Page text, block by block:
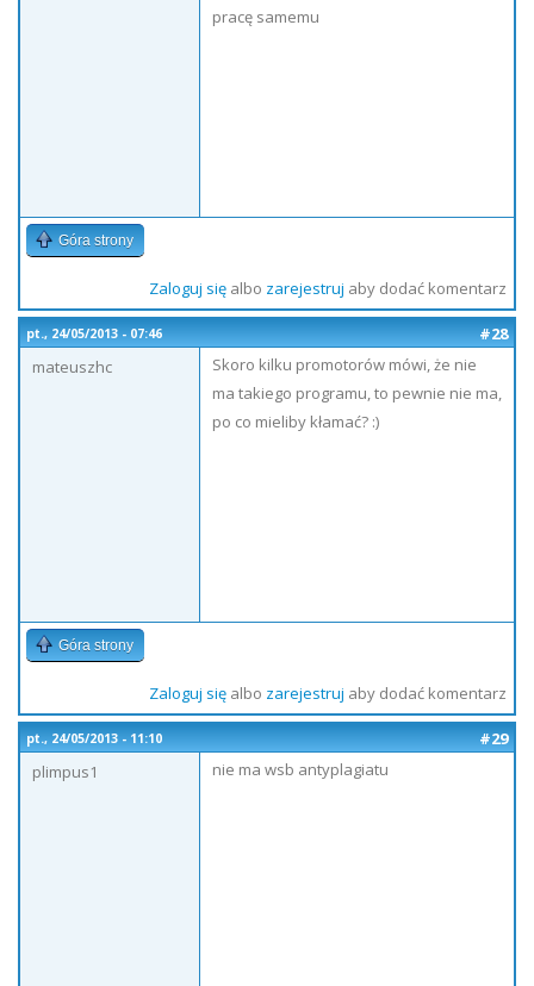
pracę samemu
Góra strony
Zaloguj sięalbo zarejestruj aby dodać komentarz
pt., 24/05/2013 - 07:46
#28
mateuszhc
Skoro kilku promotorów mówi, że nie
ma takiego programu, to pewnie nie ma,
po co mieliby kłamać? :)
Góra strony
Zaloguj sięalbo zarejestruj aby dodać komentarz
pt., 24/05/2013 - 11:10
#29
plimpus1
nie ma wsb antyplagiatu